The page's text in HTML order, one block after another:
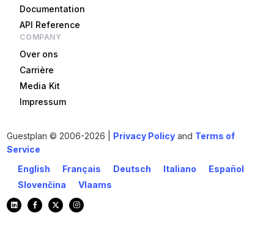
Documentation
API Reference
COMPANY
Over ons
Carrière
Media Kit
Impressum
Guestplan © 2006-2026 | Privacy Policy and Terms of
Service
English
Français Deutsch Italiano
Español
Slovenčina
Vlaams